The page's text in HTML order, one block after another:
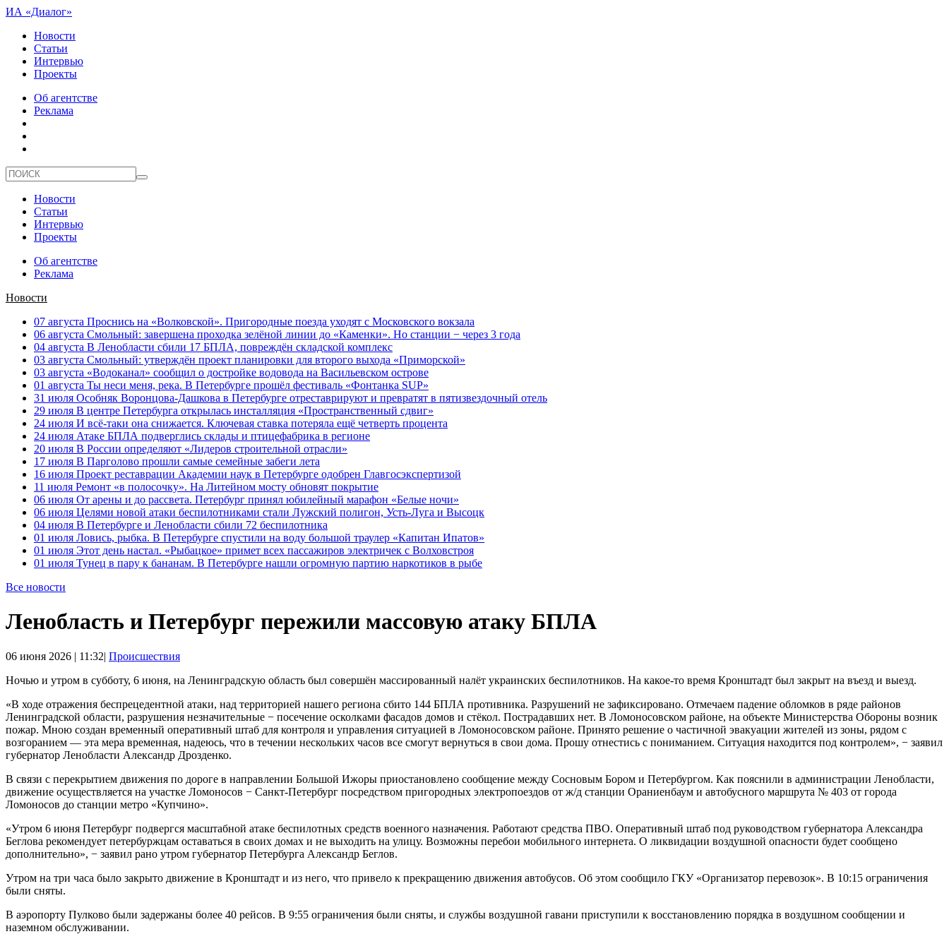
ИА «Диалог»
Новости
Статьи
Интервью
Проекты
Об агентстве
Реклама
Новости
Статьи
Интервью
Проекты
Об агентстве
Реклама
Новости
07 августа Проснись на «Волковской». Пригородные поезда уходят с Московского вокзала
06 августа Смольный: завершена проходка зелёной линии до «Каменки». Но станции − через 3 года
04 августа В Ленобласти сбили 17 БПЛА, повреждён складской комплекс
03 августа Смольный: утверждён проект планировки для второго выхода «Приморской»
03 августа «Водоканал» сообщил о достройке водовода на Васильевском острове
01 августа Ты неси меня, река. В Петербурге прошёл фестиваль «Фонтанка SUP»
31 июля Особняк Воронцова-Дашкова в Петербурге отреставрируют и превратят в пятизвездочный отель
29 июля В центре Петербурга открылась инсталляция «Пространственный сдвиг»
24 июля И всё-таки она снижается. Ключевая ставка потеряла ещё четверть процента
24 июля Атаке БПЛА подверглись склады и птицефабрика в регионе
20 июля В России определяют «Лидеров строительной отрасли»
17 июля В Парголово прошли самые семейные забеги лета
16 июля Проект реставрации Академии наук в Петербурге одобрен Главгосэкспертизой
11 июля Ремонт «в полосочку». На Литейном мосту обновят покрытие
06 июля От арены и до рассвета. Петербург принял юбилейный марафон «Белые ночи»
06 июля Целями новой атаки беспилотниками стали Лужский полигон, Усть-Луга и Высоцк
04 июля В Петербурге и Ленобласти сбили 72 беспилотника
01 июля Ловись, рыбка. В Петербурге спустили на воду большой траулер «Капитан Ипатов»
01 июля Этот день настал. «Рыбацкое» примет всех пассажиров электричек с Волховстроя
01 июля Тунец в пару к бананам. В Петербурге нашли огромную партию наркотиков в рыбе
Все новости
Ленобласть и Петербург пережили массовую атаку БПЛА
06 июня 2026 | 11:32| Происшествия
Ночью и утром в субботу, 6 июня, на Ленинградскую область был совершён массированный налёт украинских беспилотников. На какое-то время Кронштадт был закрыт на въезд и выезд.
«В ходе отражения беспрецедентной атаки, над территорией нашего региона сбито 144 БПЛА противника. Разрушений не зафиксировано. Отмечаем падение обломков в ряде районов
Ленинградской области, разрушения незначительные − посечение осколками фасадов домов и стёкол. Пострадавших нет. В Ломоносовском районе, на объекте Министерства Обороны возник
пожар. Мною создан временный оперативный штаб для контроля и управления ситуацией в Ломоносовском районе. Принято решение о частичной эвакуации жителей из зоны, рядом с
возгоранием — эта мера временная, надеюсь, что в течении нескольких часов все смогут вернуться в свои дома. Прошу отнестись с пониманием. Ситуация находится под контролем», − заявил
губернатор Ленобласти Александр Дрозденко.
В связи с перекрытием движения по дороге в направлении Большой Ижоры приостановлено сообщение между Сосновым Бором и Петербургом. Как пояснили в администрации Ленобласти,
движение осуществляется на участке Ломоносов − Санкт-Петербург посредством пригородных электропоездов от ж/д станции Ораниенбаум и автобусного маршрута № 403 от города
Ломоносов до станции метро «Купчино».
«Утром 6 июня Петербург подвергся масштабной атаке беспилотных средств военного назначения. Работают средства ПВО. Оперативный штаб под руководством губернатора Александра
Беглова рекомендует петербуржцам оставаться в своих домах и не выходить на улицу. Возможны перебои мобильного интернета. О ликвидации воздушной опасности будет сообщено
дополнительно», − заявил рано утром губернатор Петербурга Александр Беглов.
Утром на три часа было закрыто движение в Кронштадт и из него, что привело к прекращению движения автобусов. Об этом сообщило ГКУ «Организатор перевозок». В 10:15 ограничения
были сняты.
В аэропорту Пулково были задержаны более 40 рейсов. В 9:55 ограничения были сняты, и службы воздушной гавани приступили к восстановлению порядка в воздушном сообщении и
наземном обслуживании.